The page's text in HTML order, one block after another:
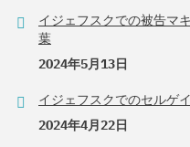
イジェフスクでの被告マ
葉
2024年5月13日
イジェフスクでのセルゲ
2024年4月22日